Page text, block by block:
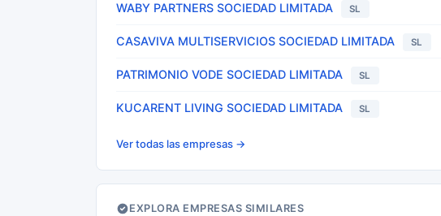
WABY PARTNERS SOCIEDAD LIMITADA SL
CASAVIVA MULTISERVICIOS SOCIEDAD LIMITADA SL
PATRIMONIO VODE SOCIEDAD LIMITADA SL
KUCARENT LIVING SOCIEDAD LIMITADA SL
Ver todas las empresas →
EXPLORA EMPRESAS SIMILARES